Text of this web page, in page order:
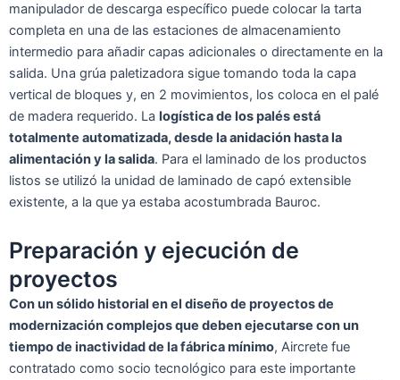
manipulador de descarga específico puede colocar la tarta
completa en una de las estaciones de almacenamiento
intermedio para añadir capas adicionales o directamente en la
salida. Una grúa paletizadora sigue tomando toda la capa
vertical de bloques y, en 2 movimientos, los coloca en el palé
de madera requerido. La logística de los palés está
totalmente automatizada, desde la anidación hasta la
alimentación y la salida. Para el laminado de los productos
listos se utilizó la unidad de laminado de capó extensible
existente, a la que ya estaba acostumbrada Bauroc.
Preparación y ejecución de
proyectos
Con un sólido historial en el diseño de proyectos de
modernización complejos que deben ejecutarse con un
tiempo de inactividad de la fábrica mínimo, Aircrete fue
contratado como socio tecnológico para este importante